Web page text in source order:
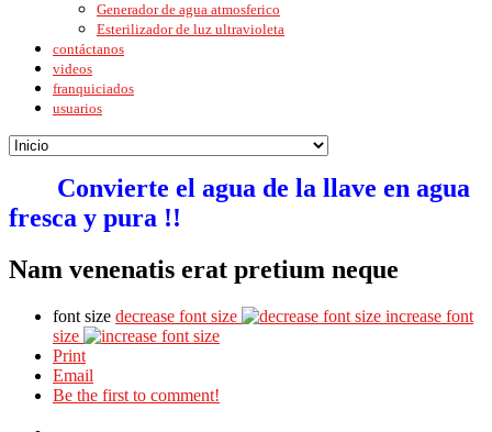
Generador de agua atmosferico
Esterilizador de luz ultravioleta
contáctanos
videos
franquiciados
usuarios
Convierte el agua de la llave en agua
fresca y pura !!
Nam venenatis erat pretium neque
font size decrease font size
increase font
size
Print
Email
Be the first to comment!